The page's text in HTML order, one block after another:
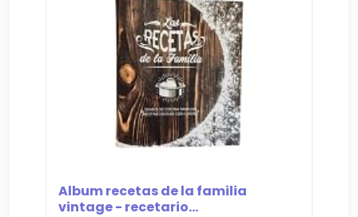
Album recetas de la familia
vintage - recetario...